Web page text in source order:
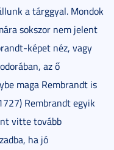
a tárggyal. Mondok
sokszor nem jelent
képet néz, vagy
az ő
maga Rembrandt is
Rembrandt egyik
vitte tovább
ha jó